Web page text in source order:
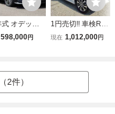
オデッセ
ソルート・
側パワスラ
TV Bモニタ
598,000円
1円売切!! 車検R9.
9迄 令和6年 ホン
現在 1,012,000円
2件）